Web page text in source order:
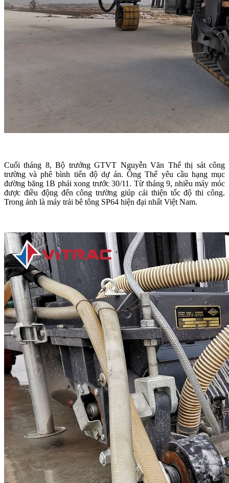
Cuối tháng 8, Bộ trưởng GTVT Nguyễn Văn Thể thị sát công
trường và phê bình tiến độ dự án. Ông Thể yêu cầu hạng mục
đường băng 1B phải xong trước 30/11. Từ tháng 9, nhiều máy móc
được điều động đến công trường giúp cải thiện tốc độ thi công.
Trong ảnh là máy trải bê tông SP64 hiện đại nhất Việt Nam.